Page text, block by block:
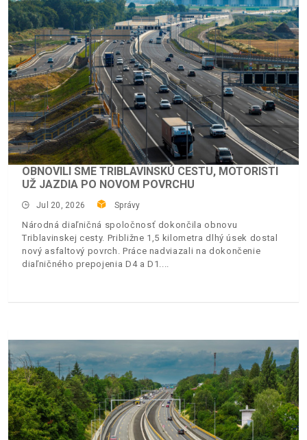
OBNOVILI SME TRIBLAVINSKÚ CESTU, MOTORISTI
UŽ JAZDIA PO NOVOM POVRCHU
Jul 20, 2026 Správy
Národná diaľničná spoločnosť dokončila obnovu
Triblavinskej cesty. Približne 1,5 kilometra dlhý úsek dostal
nový asfaltový povrch. Práce nadviazali na dokončenie
diaľničného prepojenia D4 a D1.